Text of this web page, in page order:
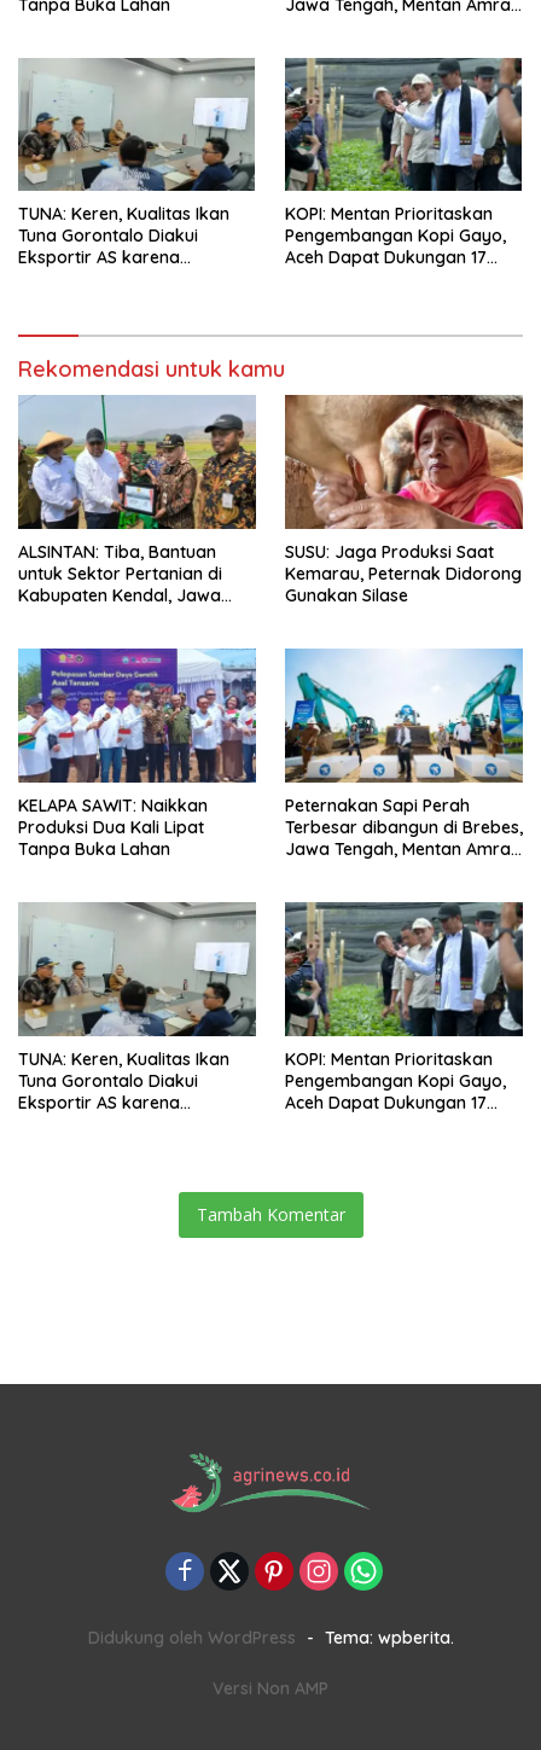
Tanpa Buka Lahan
Jawa Tengah, Mentan Amran
TUNA: Keren, Kualitas Ikan
Tuna Gorontalo Diakui
Eksportir AS karena
KOPI: Mentan Prioritaskan
Pengembangan Kopi Gayo,
Aceh Dapat Dukungan 17
Rekomendasi untuk kamu
ALSINTAN: Tiba, Bantuan
untuk Sektor Pertanian di
Kabupaten Kendal, Jawa
SUSU: Jaga Produksi Saat
Kemarau, Peternak Didorong
Gunakan Silase
KELAPA SAWIT: Naikkan
Produksi Dua Kali Lipat
Tanpa Buka Lahan
Peternakan Sapi Perah
Terbesar dibangun di Brebes,
Jawa Tengah, Mentan Amran
TUNA: Keren, Kualitas Ikan
Tuna Gorontalo Diakui
Eksportir AS karena
KOPI: Mentan Prioritaskan
Pengembangan Kopi Gayo,
Aceh Dapat Dukungan 17
Tambah Komentar
Didukung oleh WordPress - Tema: wpberita.
Versi Non AMP